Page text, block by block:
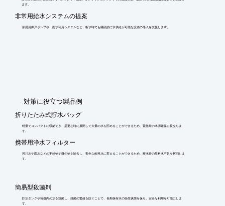
ます。
非常用給水システムの提案
家庭用井戸ポンプや、雨水利用システムなど、断水時でも継続的に水供給が可能な設備の導入を支援します。
​対策に役立つ製品例
折りたたみ式貯水バッグ
軽量でコンパクトに収納でき、必要な時に展開して大量の水を貯めることができるため、緊急時の水源確保に役立ちま
す。
携帯用浄水フィルター
河川水や雨水などの不純物や微生物を除去し、安全な飲料水に変えることができるため、断水時の飲料水不足を解消しま
す。
簡易型殺菌剤
貯水タンクや容器内の水を殺菌し、雑菌の繁殖を防ぐことで、長期保存水の衛生状態を保ち、安全な利用を可能にしま
す。